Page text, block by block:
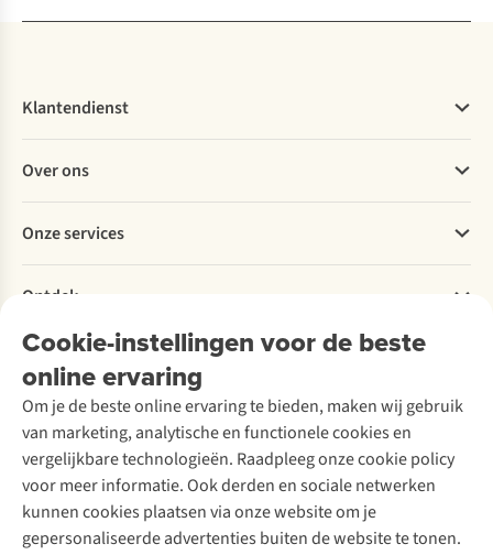
Cookie-instellingen voor de beste
online ervaring
Om je de beste online ervaring te bieden, maken wij gebruik
van marketing, analytische en functionele cookies en
vergelijkbare technologieën. Raadpleeg onze cookie policy
voor meer informatie. Ook derden en sociale netwerken
kunnen cookies plaatsen via onze website om je
gepersonaliseerde advertenties buiten de website te tonen.
Klantendienst
Bestellen
Betalen
Levering
Retourneren
Bestelling herroepen
Garantie
Contact
Over ons
Explore More
Verantwoord ondernemen
Over Ayacucho
Onze winkels
Over A.S.Adventure
Toegankelijkheidsverklaring
Onze services
Ski-onderhoud
Wasservice
Schoenonderhoud
Schoenherstelling
Kledingherstelling
Retouches
Voor bedrijven
Ontdek
A.S.Magazine
Podcast
Explore Academy
Explore Camp
Gear Check
Inspiratie & advies
Meld je aan voor de nieuwsbrief
Follow us